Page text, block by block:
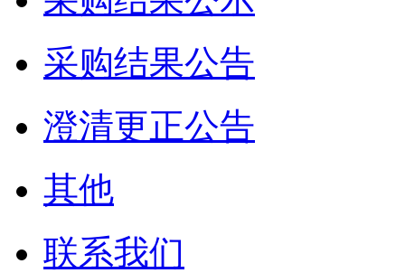
采购结果公告
澄清更正公告
其他
联系我们